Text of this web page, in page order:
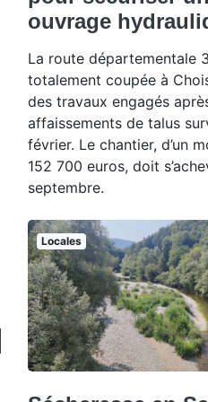
ouvrage
La route départementale
totalement coupée à
des travaux engagés
affaissements de talus
février. Le chantier, d’un
152 700 euros, doit
septembre.
Locales